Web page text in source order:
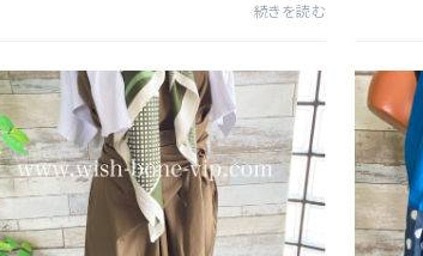
vip.com/categorie...
続きを読む
いまでか